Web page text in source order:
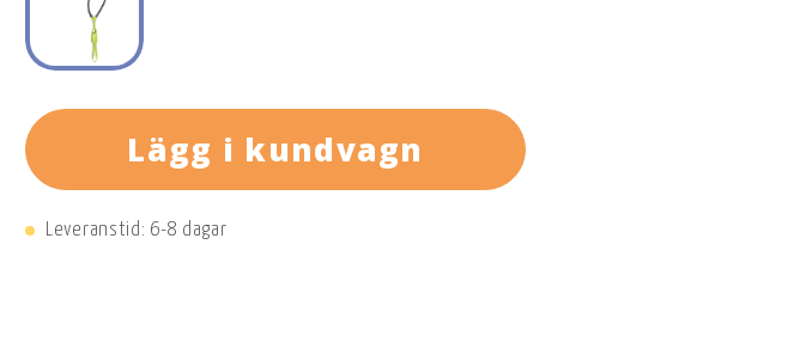
Lägg i kundvagn
Leveranstid: 6-8 dagar